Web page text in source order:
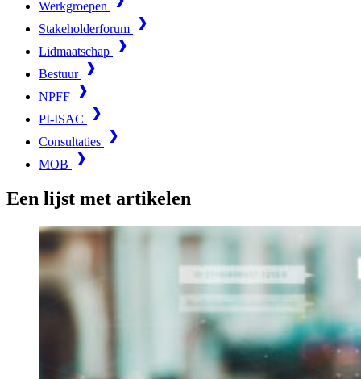
Werkgroepen
Stakeholderforum
Lidmaatschap
Bestuur
NPFF
PI-ISAC
Consultaties
MOB
Een lijst met artikelen